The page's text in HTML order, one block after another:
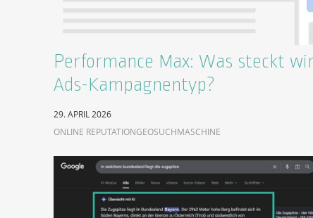
Performance Max: Was steckt
Ads-Kampagnentyp?
29. APRIL 2026
ONLINE REPUTATIONGEOSUCHMASCHINE